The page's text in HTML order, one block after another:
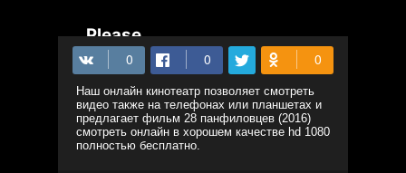
Наш онлайн кинотеатр позволяет смотреть
видео также на телефонах или планшетах и
предлагает фильм 28 панфиловцев (2016)
смотреть онлайн в хорошем качестве hd 1080
полностью бесплатно.